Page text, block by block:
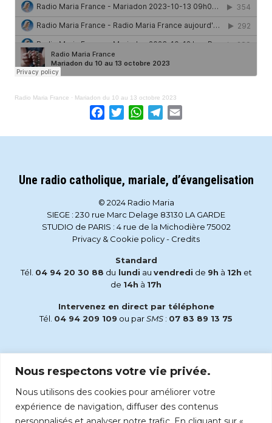
Nous respectons votre vie privée.
Nous utilisons des cookies pour améliorer votre
expérience de navigation, diffuser des contenus
Radio Maria France · Mariadon du 10 au 13 octobre 2023
Facebook
TwitterWhatsApp
Telegram
Une radio catholique, mariale, d’évangelisation
© 2024 Radio Maria
SIEGE : 230 rue Marc Delage 83130 LA GARDE
STUDIO de PARIS : 4 rue de la Michodière 75002
Privacy & Cookie policy- Credits
Standard
Tél. 04 94 20 30 88 du lundi au vendredi de 9h à 12h et
de 14h à 17h
Intervenez en direct par téléphone
Tél. 04 94 209 109 ou parSMS : 07 83 89 13 75
accueil@radiomaria.fr
Écoutez Radio Maria sur :